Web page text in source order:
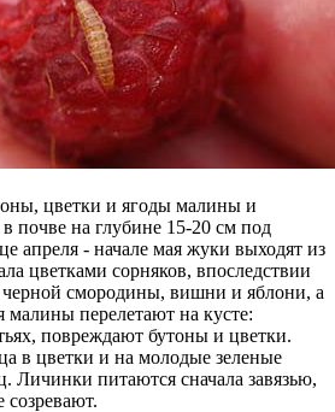
цветки и ягоды малины и
почве на глубине 15-20 см под
апреля - начале мая жуки выходят из
цветками сорняков, впоследствии
смородины, вишни и яблони, а
малины перелетают на кусте:
повреждают бутоны и цветки.
в цветки и на молодые зеленые
Личинки питаются сначала завязью,
созревают.